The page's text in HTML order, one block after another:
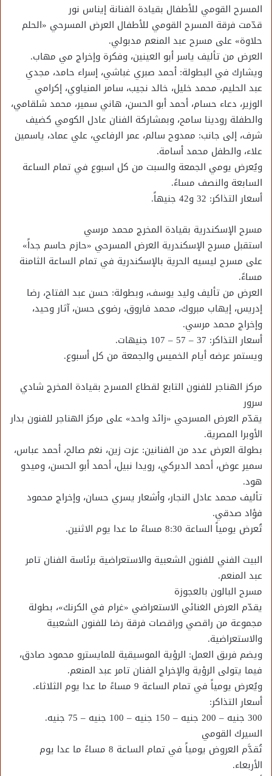
المسرح القومي للأطفال بقيادة الفنانة إيناس نور
قدّمت فرقة المسرح القومي للأطفال العرض المسرحي «الحلم
حلاوة» على مسرح عبد المنعم مدبولي.
العرض من تأليف ياسر أبو العينين، وفكرة وإخراج مي مهاب.
ويشارك في البطولة: أحمد صبري غباشي، إسراء حامد، مجدي
عبد الحليم، محمد خليل، خالد نجيب، سامر المنياوي، إكرامي
الوزير، دعاء حسام، أحمد أبو الحسن، هاني سمير، محمد شلقامي،
والطفلة رودينا سامح، وبمشاركة الفنان عادل الكومي كضيف
شرف، إلى جانب: ممدوح سالم، عمر الرفاعي، علي عماد، ياسمين
علاء، والطفل محمد أسامة.
ويُعرض يومي الجمعة والسبت من كل اسبوع في تمام الساعة
السابعة والنصف مساءً.
أسعار التذاكر: 32 و42 جنيهاً.
مسرح الإسكندرية بقيادة المخرج محمد مرسي
استقبل مسرح الإسكندرية العرض المسرحي «حازم حاسم جداً»
على مسرح ليسيه الحرية بالإسكندرية في تمام الساعة الثامنة
مساءً.
العرض من تأليف وليد يوسف، وبطولة: حسن عبد الفتاح، رضا
إدريس، إيهاب مبروك، محمد فاروق، رضوى حسن، آثار وحيد،
وإخراج محمد مرسي.
أسعار التذاكر: 37 – 57 – 107 جنيهات.
ويستمر عرضه أيام الخميس والجمعة من كل أسبوع.
مركز الهناجر للفنون التابع لقطاع المسرح بقيادة المخرج شادي
سرور
يقدّم العرض المسرحي «زائد واحد» على مركز الهناجر للفنون بدار
الأوبرا المصرية.
بطولة العرض عدد من الفنانين: عزت زين، نغم صالح، أحمد عباس،
سمير عوض، أحمد الدبركي، رويدا نبيل، أحمد أبو الحسن، وميدو
هود.
تأليف محمد عادل النجار، وأشعار يسري حسان، وإخراج محمود
فؤاد صدقي.
تُعرض يومياً الساعة 8:30 مساءً ما عدا يوم الاثنين.
البيت الفني للفنون الشعبية والاستعراضية برئاسة الفنان تامر
عبد المنعم.
مسرح البالون بالعجوزة
يقدّم العرض الغنائي الاستعراضي «غرام في الكرنك»، بطولة
مجموعة من راقصي وراقصات فرقة رضا للفنون الشعبية
والاستعراضية.
ويضم فريق العمل: الرؤية الموسيقية للمايسترو محمود صادق،
فيما يتولى الرؤية والإخراج الفنان تامر عبد المنعم.
ويُعرض يومياً في تمام الساعة 9 مساءً ما عدا يوم الثلاثاء.
أسعار التذاكر:
300 جنيه – 200 جنيه – 150 جنيه – 100 جنيه – 75 جنيه.
السيرك القومي
تُقدَّم العروض يومياً في تمام الساعة 8 مساءً ما عدا يوم
الأربعاء.